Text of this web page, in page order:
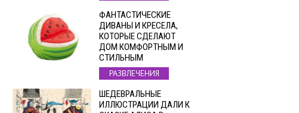
ФАНТАСТИЧЕСКИЕ
ДИВАНЫ И КРЕСЕЛА,
КОТОРЫЕ СДЕЛАЮТ
ДОМ КОМФОРТНЫМ И
СТИЛЬНЫМ
РАЗВЛЕЧЕНИЯ
ШЕДЕВРАЛЬНЫЕ
ИЛЛЮСТРАЦИИ ДАЛИ К